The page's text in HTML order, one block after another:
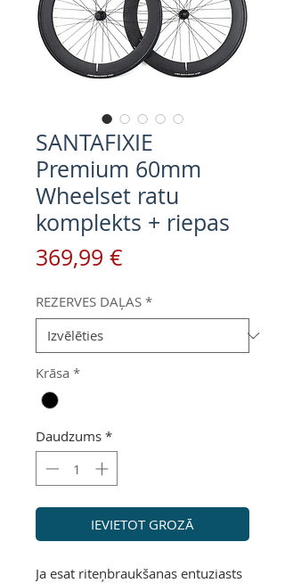
SANTAFIXIE
Premium 60mm
Wheelset ratu
komplekts + riepas
369,99 €
REZERVES DAĻAS *
Krāsa *
Daudzums *
IEVIETOT GROZĀ
Ja esat riteņbraukšanas entuziasts